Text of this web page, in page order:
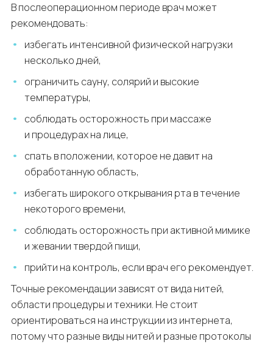
В послеоперационном периоде врач может
рекомендовать:
избегать интенсивной физической нагрузки
несколько дней,
ограничить сауну, солярий и высокие
температуры,
соблюдать осторожность при массаже
и процедурах на лице,
спать в положении, которое не давит на
обработанную область,
избегать широкого открывания рта в течение
некоторого времени,
соблюдать осторожность при активной мимике
и жевании твердой пищи,
прийти на контроль, если врач его рекомендует.
Точные рекомендации зависят от вида нитей,
области процедуры и техники. Не стоит
ориентироваться на инструкции из интернета,
потому что разные виды нитей и разные протоколы